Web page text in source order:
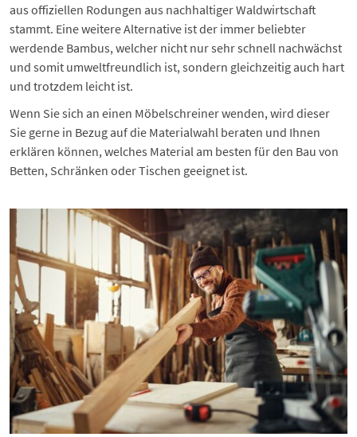
aus offiziellen Rodungen aus nachhaltiger Waldwirtschaft
stammt. Eine weitere Alternative ist der immer beliebter
werdende Bambus, welcher nicht nur sehr schnell nachwächst
und somit umweltfreundlich ist, sondern gleichzeitig auch hart
und trotzdem leicht ist.
Wenn Sie sich an einen Möbelschreinerwenden, wird dieser
Sie gerne in Bezug auf die Materialwahl beraten und Ihnen
erklären können, welches Material am besten für den Bau von
Betten, Schränken oder Tischen geeignet ist.